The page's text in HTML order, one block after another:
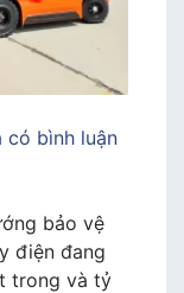
có bình luận
bảo vệ
điện đang
trong và tỷ